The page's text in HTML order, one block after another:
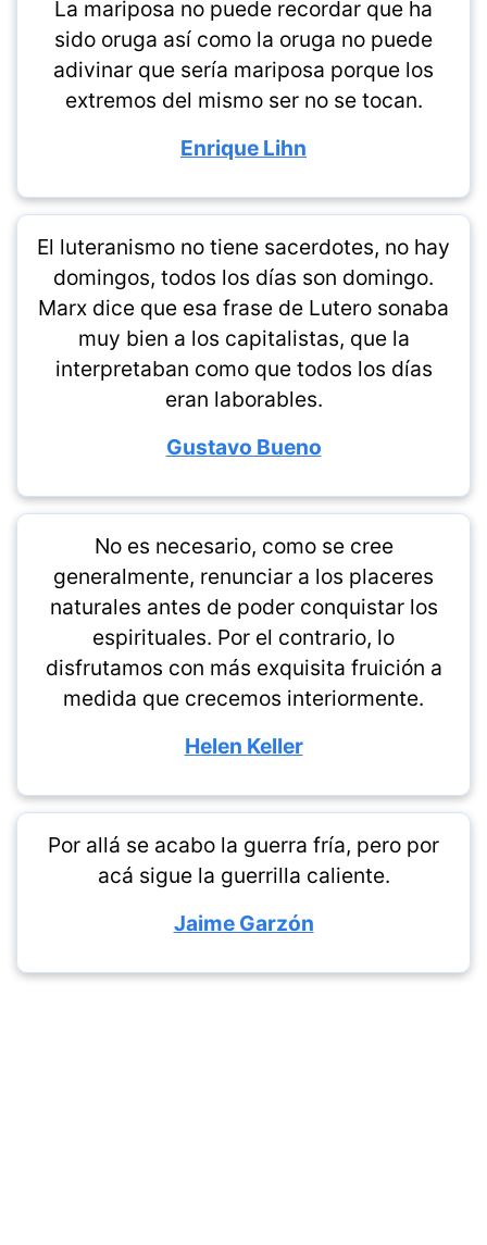
La mariposa no puede recordar que ha
sido oruga así como la oruga no puede
adivinar que sería mariposa porque los
extremos del mismo ser no se tocan.
Enrique Lihn
El luteranismo no tiene sacerdotes, no hay
domingos, todos los días son domingo.
Marx dice que esa frase de Lutero sonaba
muy bien a los capitalistas, que la
interpretaban como que todos los días
eran laborables.
Gustavo Bueno
No es necesario, como se cree
generalmente, renunciar a los placeres
naturales antes de poder conquistar los
espirituales. Por el contrario, lo
disfrutamos con más exquisita fruición a
medida que crecemos interiormente.
Helen Keller
Por allá se acabo la guerra fría, pero por
acá sigue la guerrilla caliente.
Jaime Garzón